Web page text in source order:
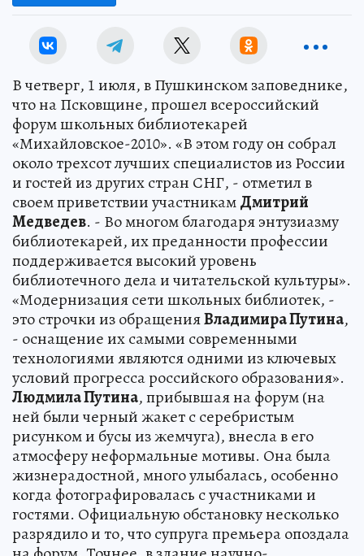
В четверг, 1 июля, в Пушкинском заповеднике,
что на Псковщине, прошел всероссийский
форум школьных библиотекарей
«Михайловское-2010». «В этом году он собрал
около трехсот лучших специалистов из России
и гостей из других стран СНГ, - отметил в
своем приветствии участникамДмитрий
Медведев. - Во многом благодаря энтузиазму
библиотекарей, их преданности профессии
поддерживается высокий уровень
библиотечного дела и читательской культуры».
«Модернизация сети школьных библиотек, -
это строчки из обращенияВладимира Путина,
- оснащение их самыми современными
технологиями являются одними из ключевых
условий прогресса российского образования».
Людмила Путина, прибывшая на форум (на
ней были черный жакет с серебристым
рисунком и бусы из жемчуга), внесла в его
атмосферу неформальные мотивы. Она была
жизнерадостной, много улыбалась, особенно
когда фотографировалась с участниками и
гостями. Официальную обстановку несколько
разрядило и то, что супруга премьера опоздала